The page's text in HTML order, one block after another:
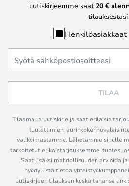
uutiskirjeemme saat 20 €
tilauksestasi.
Henkilöasiakkaat
TILAA
Tilaamalla uutiskirje ja saat erilaisia
tuulettimien,
valikoimastamme. Lähetämme sinulle
tarkoitetut erikoistarjouksemme,
Saat lisäksi mahdollisuuden arvioida
hyödyllistä tietoa
uutiskirjeen tilauksen koska tahansa